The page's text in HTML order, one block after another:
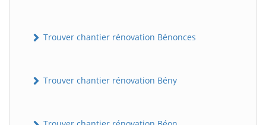
Trouver chantier rénovation Bénonces
Trouver chantier rénovation Bény